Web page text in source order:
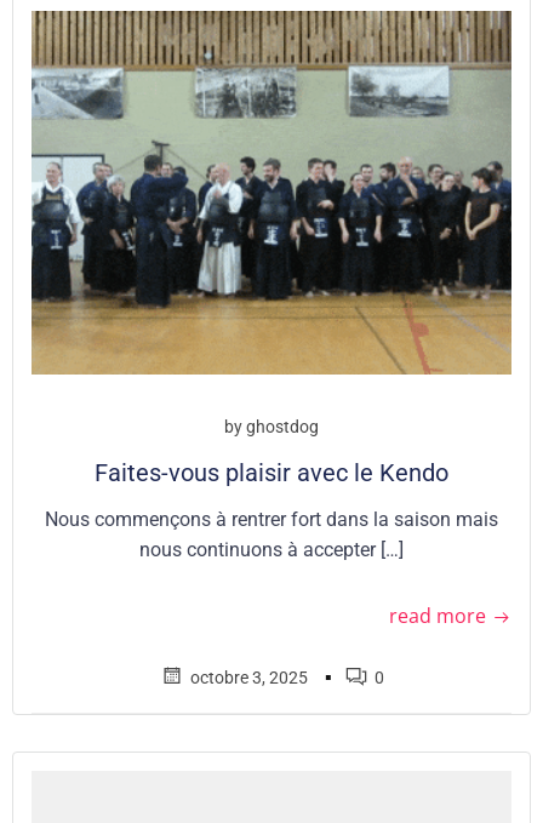
byghostdog
Faites-vous plaisir avec le Kendo
Nous commençons à rentrer fort dans la saison mais
nous continuons à accepter […]
read more
octobre 3, 2025 ▪ 0